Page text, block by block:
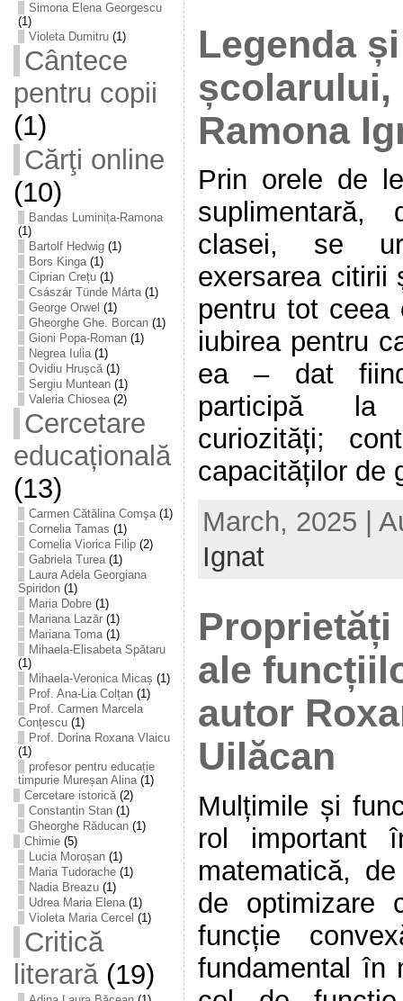
Simona Elena Georgescu
(1)
Violeta Dumitru(1)
Cântece
pentru copii
(1)
Cărţi online
(10)
Bandas Luminița-Ramona
(1)
Bartolf Hedwig(1)
Bors Kinga(1)
Ciprian Crețu(1)
Császár Tünde Márta(1)
George Orwel (1)
Gheorghe Ghe. Borcan(1)
Gioni Popa-Roman(1)
Negrea Iulia(1)
Ovidiu Hrușcă(1)
Sergiu Muntean(1)
Valeria Chiosea(2)
Cercetare
educațională
(13)
Carmen Cătălina Comşa(1)
Cornelia Tamas (1)
Cornelia Viorica Filip(2)
Gabriela Turea(1)
Laura Adela Georgiana
Spiridon(1)
Maria Dobre(1)
Mariana Lazăr(1)
Mariana Toma(1)
Mihaela-Elisabeta Spătaru
(1)
Mihaela-Veronica Micaș (1)
Prof. Ana-Lia Colțan(1)
Prof. Carmen Marcela
Conțescu(1)
Prof. Dorina Roxana Vlaicu
(1)
profesor pentru educație
timpurie Mureșan Alina(1)
Cercetare istorică(2)
Constantin Stan(1)
Gheorghe Răducan(1)
Chimie(5)
Lucia Moroșan(1)
Maria Tudorache(1)
Nadia Breazu(1)
Udrea Maria Elena(1)
Violeta Maria Cercel (1)
Critică
literară(19)
Legenda
școlarului,
Ramona
Prin orele de
suplimentară,
clasei, se
exersarea citirii
pentru tot ceea
iubirea pentru
ea – dat
participă la
curiozități;
capacităților de
March, 2025 |
Ignat
Proprietăți
ale
autor
Uilăcan
Mulțimile și
rol important
matematică,
de optimizare
funcție
fundamental în